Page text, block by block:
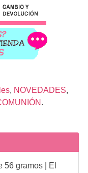
, NOVEDADES,
.
56 gramos| El